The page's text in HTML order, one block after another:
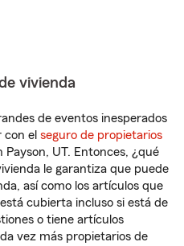
vivienda
de eventos inesperados
el seguro de propietarios
Payson, UT. Entonces, ¿qué
le garantiza que puede
así como los artículos que
está cubierta incluso si está de
o tiene artículos
vez más propietarios de